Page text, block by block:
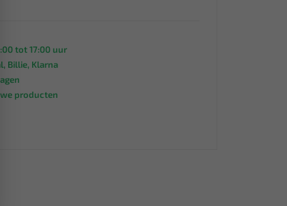
tot 17:00 uur
Billie, Klarna
producten